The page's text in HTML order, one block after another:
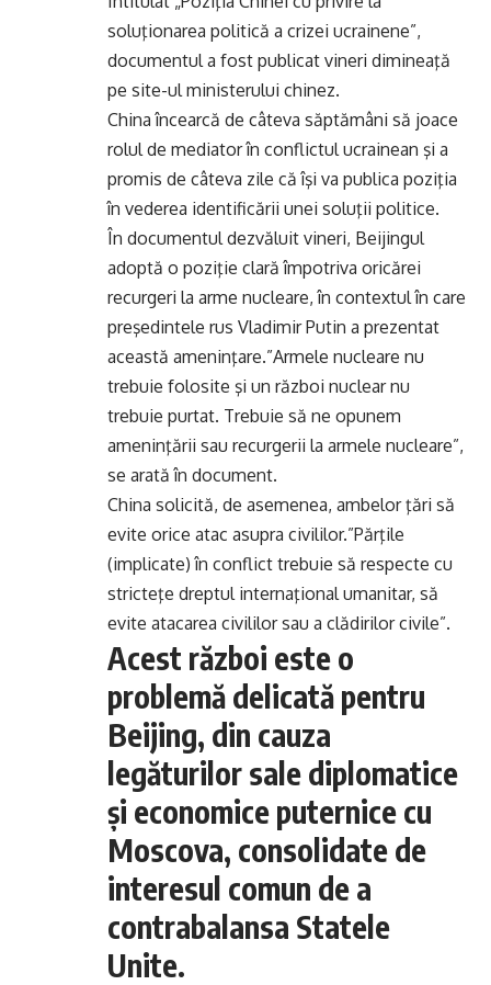
soluţionarea politică a crizei ucrainene”,
documentul a fost publicat vineri dimineaţă
pe site-ul ministerului chinez.
China încearcă de câteva săptămâni să joace
rolul de mediator în conflictul ucrainean şi a
promis de câteva zile că îşi va publica poziţia
în vederea identificării unei soluţii politice.
În documentul dezvăluit vineri, Beijingul
adoptă o poziţie clară împotriva oricărei
recurgeri la arme nucleare, în contextul în care
preşedintele rus Vladimir Putin a prezentat
această ameninţare.”Armele nucleare nu
trebuie folosite şi un război nuclear nu
trebuie purtat. Trebuie să ne opunem
ameninţării sau recurgerii la armele nucleare”,
se arată în document.
China solicită, de asemenea, ambelor ţări să
evite orice atac asupra civililor.”Părţile
(implicate) în conflict trebuie să respecte cu
stricteţe dreptul internaţional umanitar, să
evite atacarea civililor sau a clădirilor civile”.
Acest război este o
problemă delicată pentru
Beijing, din cauza
legăturilor sale diplomatice
şi economice puternice cu
Moscova, consolidate de
interesul comun de a
contrabalansa Statele
Unite.